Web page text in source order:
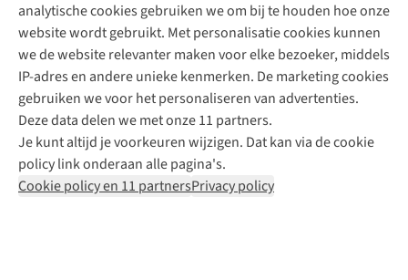
analytische cookies gebruiken we om bij te houden hoe onze
website wordt gebruikt. Met personalisatie cookies kunnen
we de website relevanter maken voor elke bezoeker, middels
IP-adres en andere unieke kenmerken. De marketing cookies
gebruiken we voor het personaliseren van advertenties.
Deze data delen we met onze 11 partners.
Je kunt altijd je voorkeuren wijzigen. Dat kan via de cookie
policy link onderaan alle pagina's.
Cookie policy en 11 partnersPrivacy policy
Contactformulier